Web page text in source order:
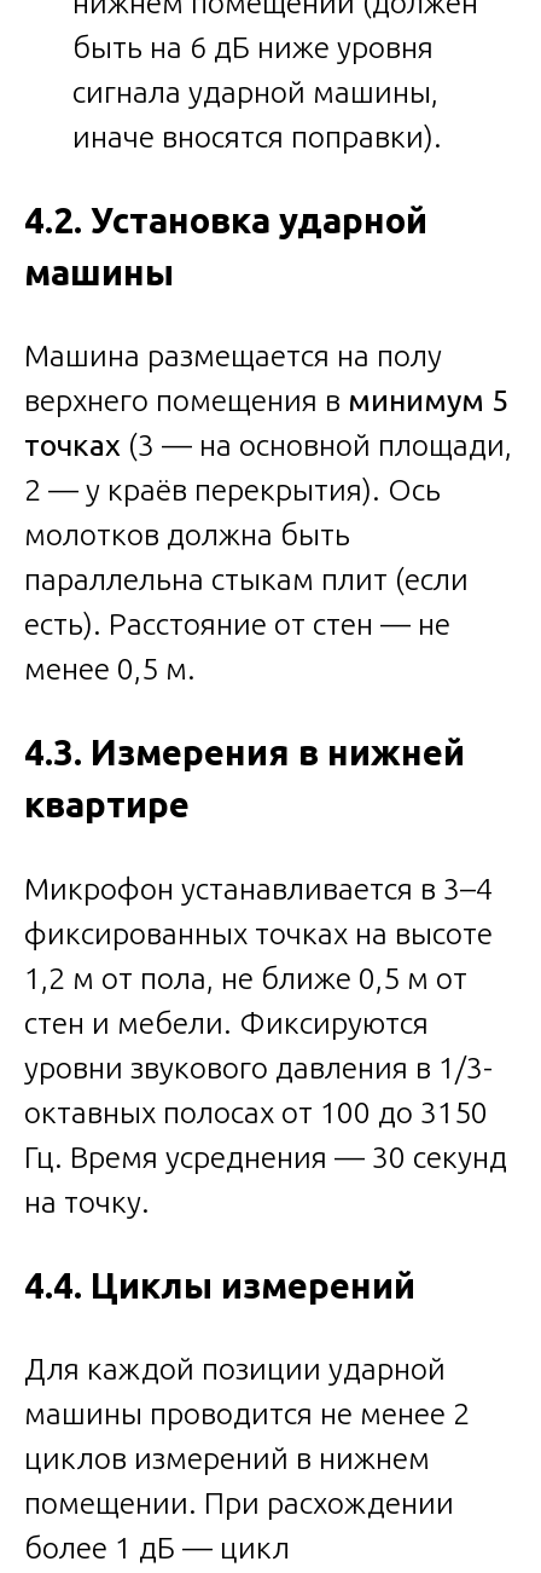
быть на 6 дБ ниже уровня
сигнала ударной машины,
иначе вносятся поправки).
4.2. Установка ударной
машины
Машина размещается на полу
верхнего помещения в минимум 5
точках (3 — на основной площади,
2 — у краёв перекрытия). Ось
молотков должна быть
параллельна стыкам плит (если
есть). Расстояние от стен — не
менее 0,5 м.
4.3. Измерения в нижней
квартире
Микрофон устанавливается в 3–4
фиксированных точках на высоте
1,2 м от пола, не ближе 0,5 м от
стен и мебели. Фиксируются
уровни звукового давления в 1/3-
октавных полосах от 100 до 3150
Гц. Время усреднения — 30 секунд
на точку.
4.4. Циклы измерений
Для каждой позиции ударной
машины проводится не менее 2
циклов измерений в нижнем
помещении. При расхождении
более 1 дБ — цикл